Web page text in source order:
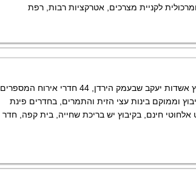
לקניית מצרכים, אטרקציות רבות, רפת
ממוקם בקיבוץ אשדות יעקב שבעמק הירדן, 44 חדרי אירוח המספרים
וממוקם בינות עצי הזית והתמרים, בחדרים פינת
אלחוטי חינם, בקיבוץ יש בריכת שחייה, בית קפה, חדר